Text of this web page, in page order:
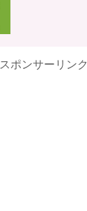
スポンサーリンク